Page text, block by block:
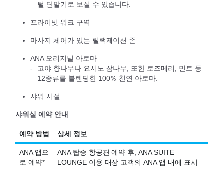
털 단말기로 보실 수 있습니다.
프라이빗 워크 구역
마사지 체어가 있는 릴랙제이션 존
ANA 오리지널 아로마
고야 향나무나 요시노 삼나무, 또한 로즈메리, 민트 등
12종류를 블렌딩한 100％ 천연 아로마.
샤워 시설
샤워실 예약 안내
예약 방법 상세 정보
ANA 앱으
로 예약*
ANA 탑승 항공편 예약 후, ANA SUITE
LOUNGE 이용 대상 고객의 ANA 앱 내에 표시